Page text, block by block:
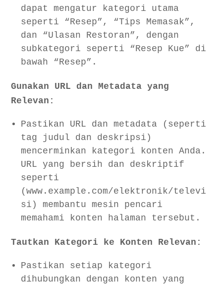
dapat mengatur kategori utama
seperti “Resep”, “Tips Memasak”,
dan “Ulasan Restoran”, dengan
subkategori seperti “Resep Kue” di
bawah “Resep”.
Gunakan URL dan Metadata yang
Relevan:
Pastikan URL dan metadata (seperti
tag judul dan deskripsi)
mencerminkan kategori konten Anda.
URL yang bersih dan deskriptif
seperti
(www.example.com/elektronik/televi
si) membantu mesin pencari
memahami konten halaman tersebut.
Tautkan Kategori ke Konten Relevan:
Pastikan setiap kategori
dihubungkan dengan konten yang